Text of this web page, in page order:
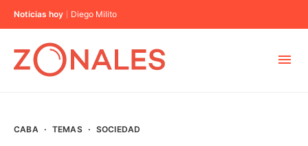
Noticias hoy Diego Milito
CABA · TEMAS · SOCIEDAD